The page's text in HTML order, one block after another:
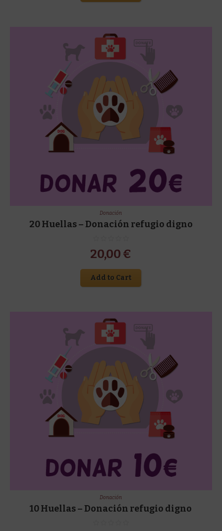
Donación
20 Huellas – Donación refugio digno
20,00 €
Add to Cart
Donación
10 Huellas – Donación refugio digno